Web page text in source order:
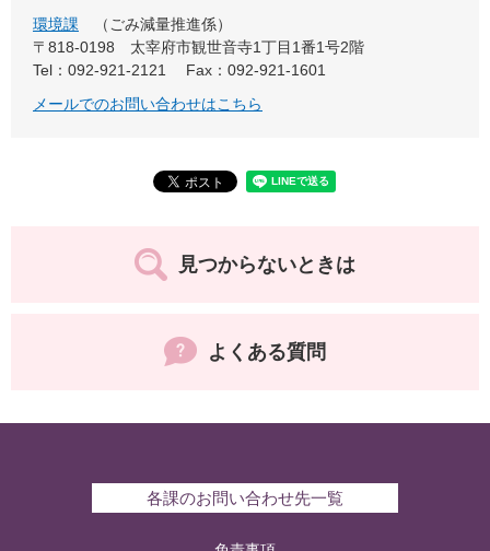
環境課
ごみ減量推進係
〒818-0198
太宰府市観世音寺1丁目1番1号2階
Tel：092-921-2121
Fax：092-921-1601
メールでのお問い合わせはこちら
見つからないときは
よくある質問
各課のお問い合わせ先一覧